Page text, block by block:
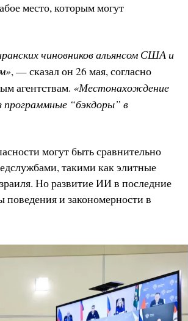
место, которым могут
чиновников альянсом США и
, — сказал он 26 мая, согласно
агентствам. «Местонахождение
“бэкдоры” в
могут быть сравнительно
такими как элитные
Но развитие ИИ в последние
и закономерности в